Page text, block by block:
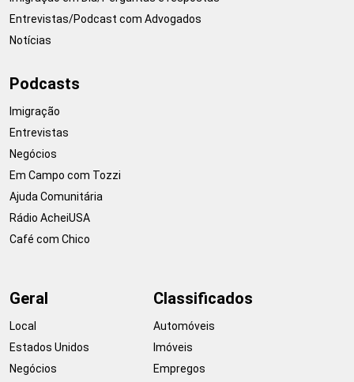
Entrevistas/Podcast com Advogados
Notícias
Podcasts
Imigração
Entrevistas
Negócios
Em Campo com Tozzi
Ajuda Comunitária
Rádio AcheiUSA
Café com Chico
Geral
Local
Estados Unidos
Negócios
Classificados
Automóveis
Imóveis
Empregos